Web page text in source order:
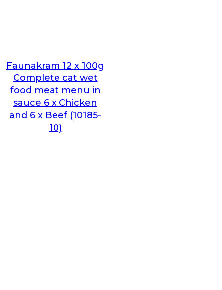
Faunakram 12 x 100g
Complete cat wet
food meat menu in
sauce 6 x Chicken
and 6 x Beef (10185-
10)